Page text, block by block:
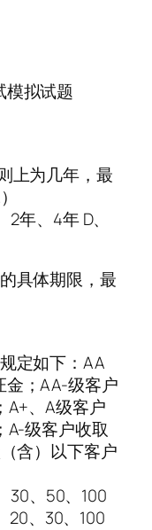
模拟试题
上为几年，最
年、4年 D、
具体期限，最
定如下：AA
；AA-级客户
A+、A级客户
A-级客户收取
含）以下客户
30、50、100
20、30、100